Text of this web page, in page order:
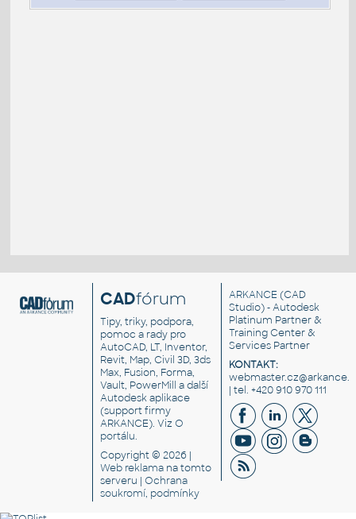
CADfórum
Tipy, triky, podpora,
pomoc a rady pro
AutoCAD, LT, Inventor,
Revit, Map, Civil 3D, 3ds
Max, Fusion, Forma,
Vault, PowerMill a další
Autodesk aplikace
(support firmy
ARKANCE). VizO
portálu.
Copyright © 2026 |
Web reklama na tomto
serveru |Ochrana
soukromí, podmínky
ARKANCE (CAD
Studio) - Autodesk
Platinum Partner &
Training Center &
Services Partner
KONTAKT:
| tel. +420 910 970 111